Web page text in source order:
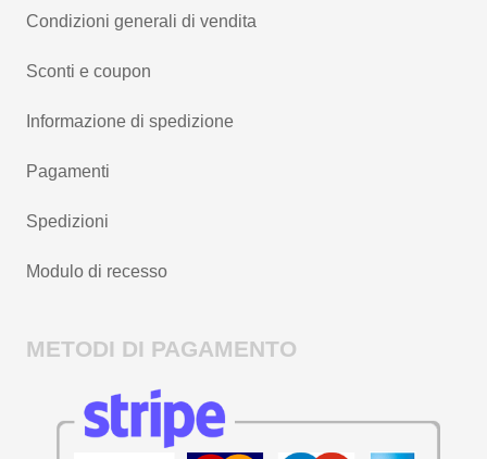
Condizioni generali di vendita
Sconti e coupon
Informazione di spedizione
Pagamenti
Spedizioni
Modulo di recesso
METODI DI PAGAMENTO